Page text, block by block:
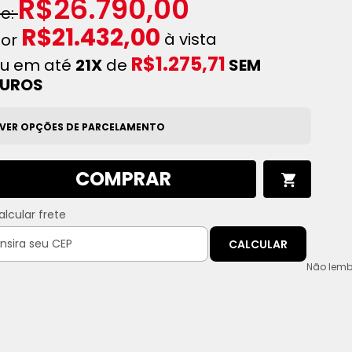
R$26.790,00
R$21.432,00 à vista
em até 21Xde R$1.275,71 SEM
OPÇÕES DE PARCELAMENTO
COMPRAR
frete
CALCULAR
Não